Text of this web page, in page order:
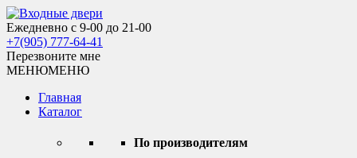
Skip
to
content
Входные двери
Ежедневно с 9-00 до 21-00
+7(905) 777-64-41
Перезвоните мне
МЕНЮМЕНЮ
Главная
Каталог
По производителям